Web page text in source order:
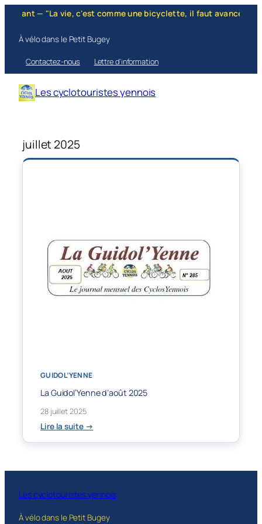
— "La vie, c'est comme une bicyclette, il faut avancer
À vélo dans le Petit Bugey
Contactez-nous Lettre d’information
Les cyclotouristes yennois
juillet 2025
GUIDOL’YENNE
La Guidol’Yenne d’août 2025
28 juillet 2025
Lire la suite →
2025
Les cyclotouristes yennois
À vélo dans le Petit Bugey